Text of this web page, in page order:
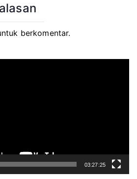
berkomentar.
03:27:25